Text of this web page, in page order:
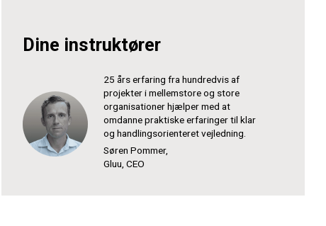
Dine instruktører
25 års erfaring fra hundredvis af
projekter i mellemstore og store
organisationer hjælper med at
omdanne praktiske erfaringer til klar
og handlingsorienteret vejledning.
Søren Pommer,
Gluu, CEO